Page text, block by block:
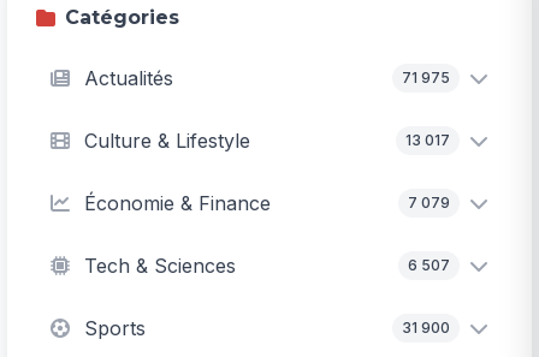
Catégories
Actualités 71 975
Culture & Lifestyle 13 017
Économie & Finance 7 079
Tech & Sciences 6 507
Sports 31 900